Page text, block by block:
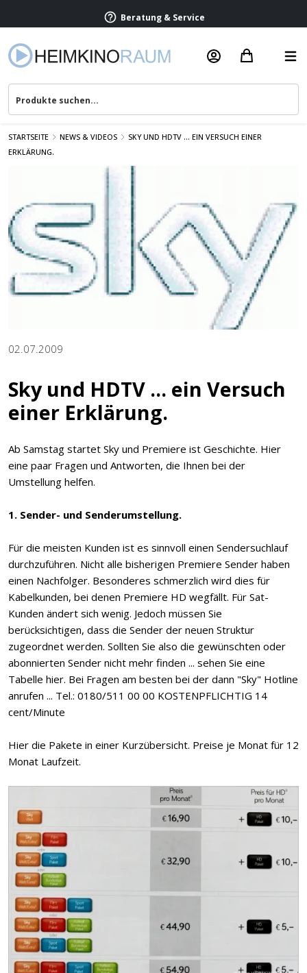
Beratung & Service
STARTSEITE NEWS & VIDEOS
SKY UND HDTV ... EIN VERSUCH EINER
ERKLÄRUNG.
02.07.2009
Sky und HDTV ... ein Versuch
einer Erklärung.
Ab Samstag startet Sky und Premiere ist Geschichte. Hier
eine paar Fragen und Antworten, die Ihnen bei der
Umstellung helfen.
1. Sender- und Senderumstellung.
Für die meisten Kunden ist es sinnvoll einen Sendersuchlauf
durchzuführen. Nicht alle bisherigen Premiere Sender haben
einen Nachfolger. Besonderes schmerzlich wird dies für
Kabelkunden, bei denen Premiere HD wegfällt. Für Sat-
Kunden ändert sich wenig. Jedoch müssen Sie
berücksichtigen, dass die Sender der neuen Struktur
zugeordnet werden. Sollten Sie also die gewünschten oder
abonnierten Sender nicht mehr finden ... sehen Sie eine
Tabelle hier. Bei Fragen am besten bei der dann "Sky" Hotline
anrufen ... Tel.: 0180/511 00 00 KOSTENPFLICHTIG 14
cent/Minute
Hier die Pakete in einer Kurzübersicht. Preise je Monat für 12
Monat Laufzeit.